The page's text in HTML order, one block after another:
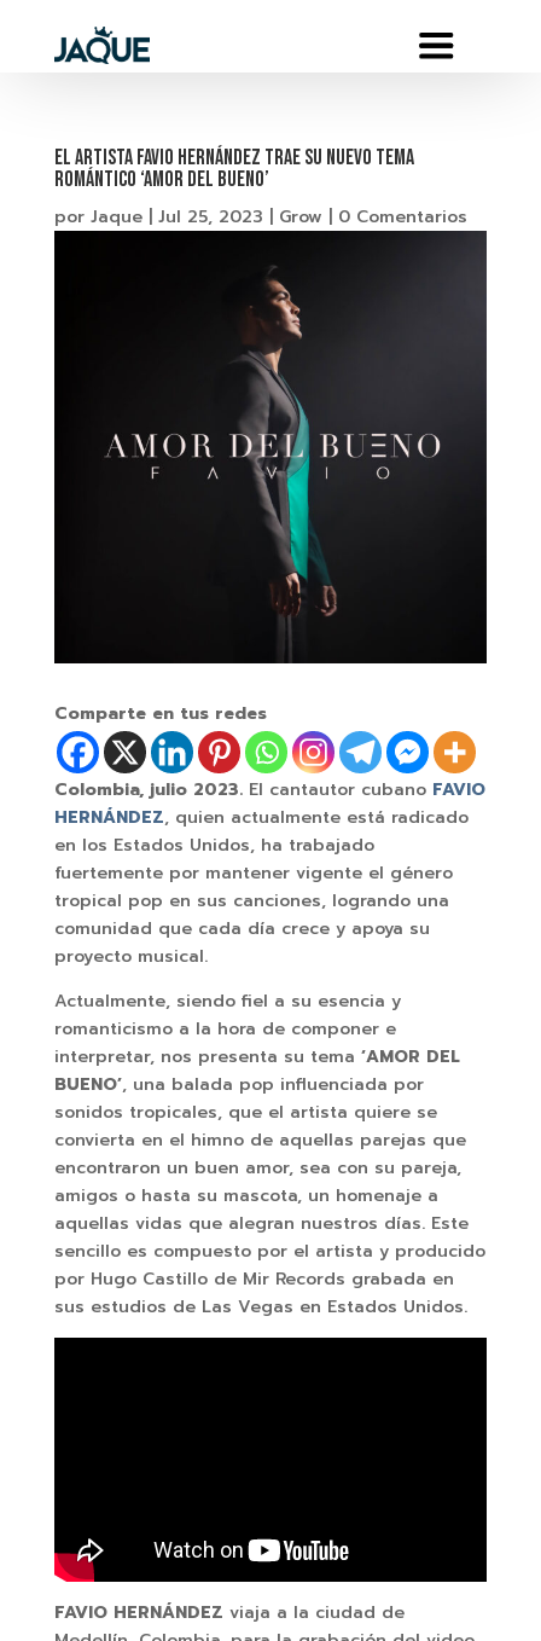
El artista Favio Hernández trae su nuevo tema
romántico ‘Amor del bueno’
por Jaque| Jul 25, 2023 Grow 0 Comentarios
Comparte en tus redes
Colombia, julio 2023. El cantautor cubano FAVIO
HERNÁNDEZ, quien actualmente está radicado
en los Estados Unidos, ha trabajado
fuertemente por mantener vigente el género
tropical pop en sus canciones, logrando una
comunidad que cada día crece y apoya su
proyecto musical.
Actualmente, siendo fiel a su esencia y
romanticismo a la hora de componer e
interpretar, nos presenta su tema ‘AMOR DEL
BUENO’, una balada pop influenciada por
sonidos tropicales, que el artista quiere se
convierta en el himno de aquellas parejas que
encontraron un buen amor, sea con su pareja,
amigos o hasta su mascota, un homenaje a
aquellas vidas que alegran nuestros días. Este
sencillo es compuesto por el artista y producido
por Hugo Castillo de Mir Records grabada en
sus estudios de Las Vegas en Estados Unidos.
FAVIO HERNÁNDEZ viaja a la ciudad de